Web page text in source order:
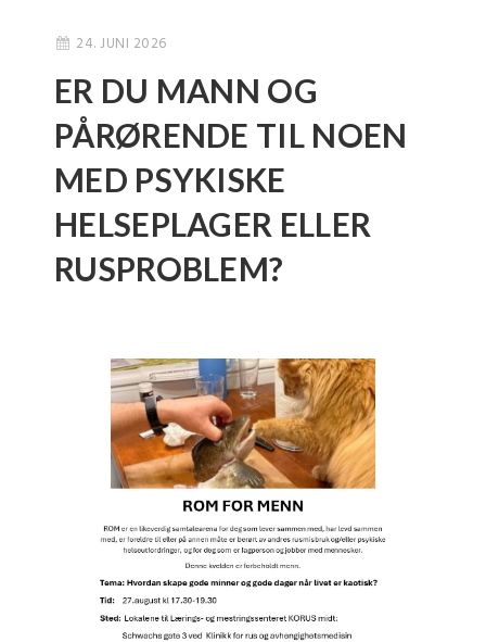
24. JUNI 2026
ER DU MANN OG
PÅRØRENDE TIL NOEN
MED PSYKISKE
HELSEPLAGER ELLER
RUSPROBLEM?